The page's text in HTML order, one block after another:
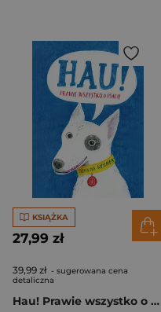
KSIĄŻKA
27,99 zł
39,99 zł - sugerowana cena
detaliczna
Hau! Prawie wszystko o psach